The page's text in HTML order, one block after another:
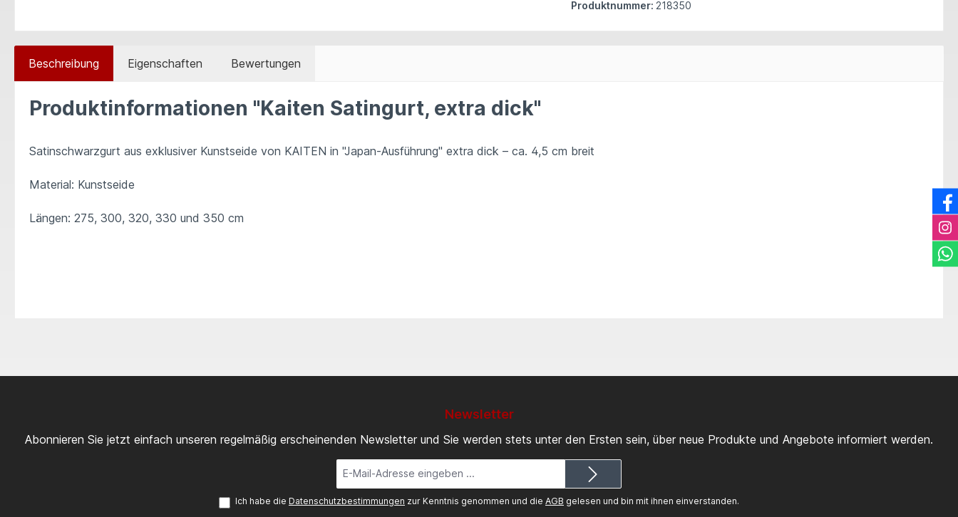
Produktnummer: 218350
Beschreibung Eigenschaften Bewertungen
Produktinformationen "Kaiten Satingurt, extra dick"
Satinschwarzgurt aus exklusiver Kunstseide von KAITEN in "Japan-Ausführung" extra dick – ca. 4,5 cm breit
Material: Kunstseide
Längen: 275, 300, 320, 330 und 350 cm
Newsletter
Abonnieren Sie jetzt einfach unseren regelmäßig erscheinenden Newsletter und Sie werden stets unter den Ersten sein, über neue Produkte und Angebote informiert werden.
Mail-
Adresse*
Ich habe die Datenschutzbestimmungen zur Kenntnis genommen und die AGB gelesen und bin mit ihnen einverstanden.